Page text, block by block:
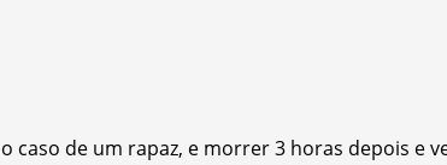
de um rapaz, e morrer 3 horas depois e